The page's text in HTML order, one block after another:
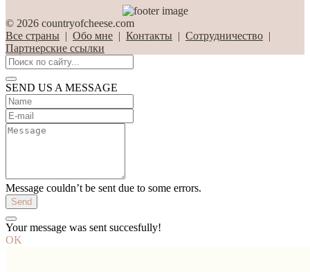
© 2026 countryofcheese.com
Все страны | Обо мне | Контакты | Сотрудничество |
Партнерские ссылки
SEND US A MESSAGE
Message couldn’t be sent due to some errors.
Send
Your message was sent succesfully!
OK